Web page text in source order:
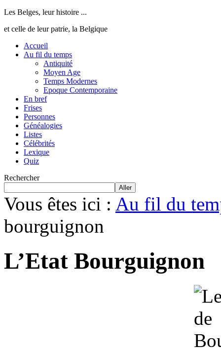
Les Belges, leur histoire ...
et celle de leur patrie, la Belgique
Accueil
Au fil du temps
Antiquité
Moyen Age
Temps Modernes
Epoque Contemporaine
En bref
Frises
Personnes
Généalogies
Listes
Célébrités
Lexique
Quiz
Rechercher
Aller
Vous êtes ici : Au fil du
bourguignon
L’Etat Bourguignon